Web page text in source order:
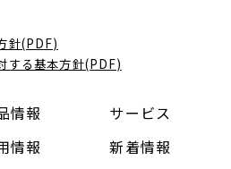
針(PDF)
する基本方針(PDF)
情報
サービス
情報
新着情報